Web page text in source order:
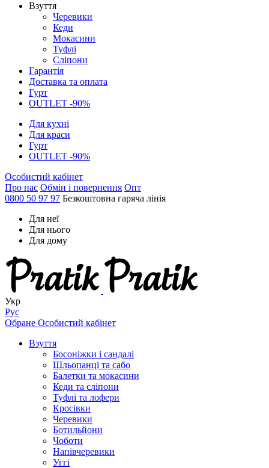
Взуття
Черевики
Кеди
Мокасини
Туфлі
Сліпони
Гарантія
Доставка та оплата
Гурт
OUTLET -90%
Для кухні
Для краси
Гурт
OUTLET -90%
Особистий кабінет
Про нас Обмін і повернення Опт
0800 50 97 97 Безкоштовна гаряча лінія
Для неї
Для нього
Для дому
Укр
Рус
Обране Особистий кабінет
Взуття
Босоніжки і сандалі
Шльопанці та сабо
Балетки та мокасини
Кеди та сліпони
Туфлі та лофери
Кросівки
Черевики
Ботильйони
Чоботи
Напівчеревики
Уггі